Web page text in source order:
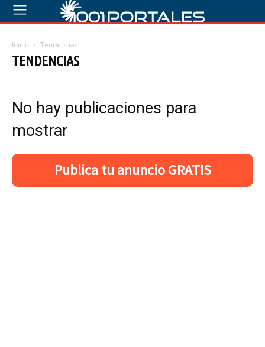
Inicio Tendencias
TENDENCIAS
No hay publicaciones para
mostrar
Publica tu anuncio GRATIS